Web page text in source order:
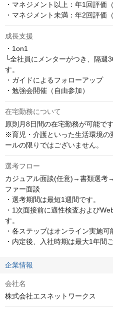
・マネジメント以上：年1回評価（
・マネジメント未満：年2回評価
成長支援
・1on1
└全社員にメンターがつき、隔週
す。
・ガイドによるフォローアップ
・勉強会開催（自由参加）
在宅勤務について
原則月8日間の在宅勤務が可能です
※育児・介護といった生活環境の
ールの限りではございません。
選考フロー
カジュアル面談(任意)→書類選
ファー面談
・選考期間は最短1週間です。
・1次面接前に適性検査および
す。
・各ステップはオンライン実施可
・内定後、入社時期は最大1年間
企業情報
会社名
株式会社エスネットワークス